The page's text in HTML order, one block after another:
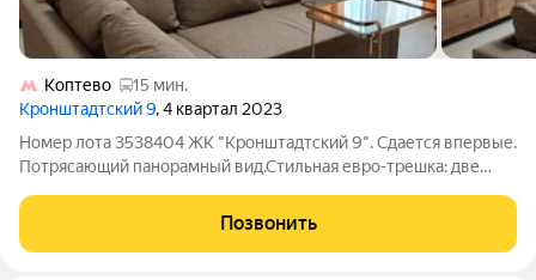
Коптево
15 мин.
Кронштадтский 9, 4 квартал 2023
Номер лота 3538404 ЖК "Кронштадтский 9". Сдается впервые.
Потрясающий панорамный вид.Стильная евро-трешка: две
Кухонный гарнитур встроенный со всей бытовой техникой,
включая посудомоечную
Позвонить